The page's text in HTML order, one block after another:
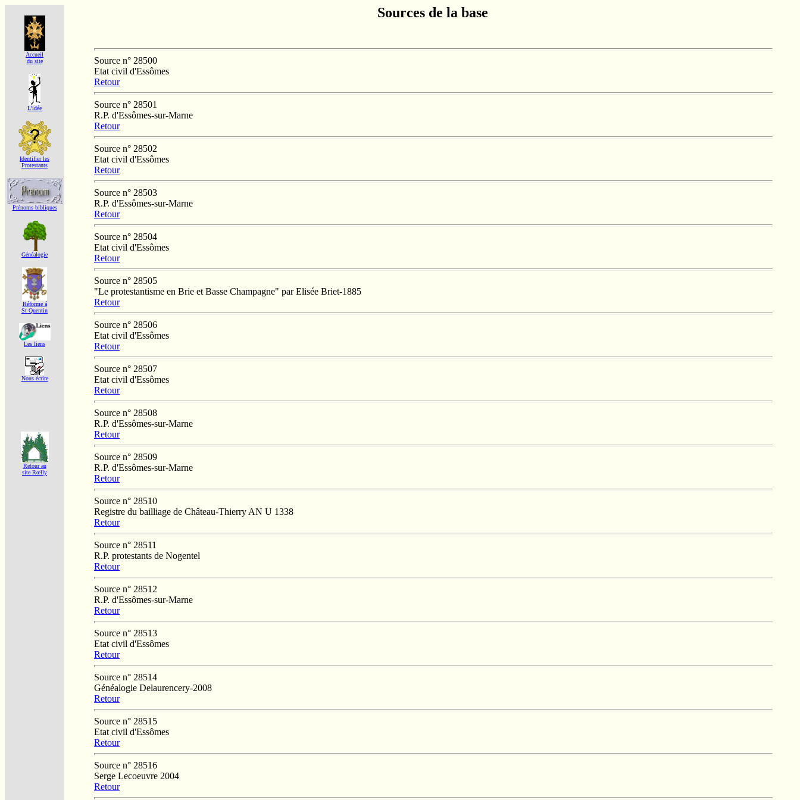
Accueil
du site
L'idée
Identifier les
Protestants
Prénoms bibliques
Généalogie
Réforme á
St Quentin
Les liens
Nous écrire
Retour au
site Rœlly
Sources de la base
Source n° 28500
Etat civil d'Essômes
Retour
Source n° 28501
R.P. d'Essômes-sur-Marne
Retour
Source n° 28502
Etat civil d'Essômes
Retour
Source n° 28503
R.P. d'Essômes-sur-Marne
Retour
Source n° 28504
Etat civil d'Essômes
Retour
Source n° 28505
"Le protestantisme en Brie et Basse Champagne" par Elisée Briet-1885
Retour
Source n° 28506
Etat civil d'Essômes
Retour
Source n° 28507
Etat civil d'Essômes
Retour
Source n° 28508
R.P. d'Essômes-sur-Marne
Retour
Source n° 28509
R.P. d'Essômes-sur-Marne
Retour
Source n° 28510
Registre du bailliage de Château-Thierry AN U 1338
Retour
Source n° 28511
R.P. protestants de Nogentel
Retour
Source n° 28512
R.P. d'Essômes-sur-Marne
Retour
Source n° 28513
Etat civil d'Essômes
Retour
Source n° 28514
Généalogie Delaurencery-2008
Retour
Source n° 28515
Etat civil d'Essômes
Retour
Source n° 28516
Serge Lecoeuvre 2004
Retour